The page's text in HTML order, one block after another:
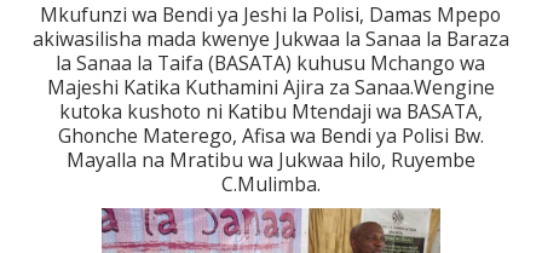
Mkufunzi wa Bendi ya Jeshi la Polisi, Damas Mpepo
akiwasilisha mada kwenye Jukwaa la Sanaa la Baraza
la Sanaa la Taifa (BASATA) kuhusu Mchango wa
Majeshi Katika Kuthamini Ajira za Sanaa.Wengine
kutoka kushoto ni Katibu Mtendaji wa BASATA,
Ghonche Materego, Afisa wa Bendi ya Polisi Bw.
Mayalla na Mratibu wa Jukwaa hilo, Ruyembe
C.Mulimba.